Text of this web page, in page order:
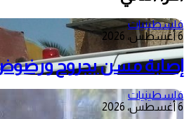
فلسطينيات
6 أغسطس، 2026
إصابة مسن بجروح ورضوض
فلسطينيات
6 أغسطس، 2026